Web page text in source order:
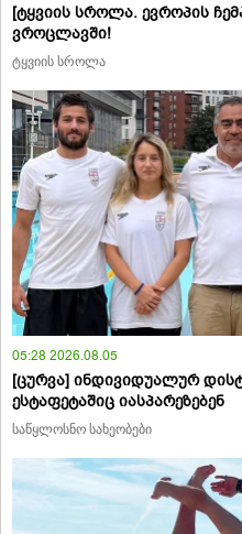
[ტყვიის სროლა. ევროპის
ვროცლავში!
ტყვიის სროლა
05:28 2026.08.05
[ცურვა] ინდივიდუალურ
ესტაფეტაშიც იასპარეზებენ
საწყლოსნო სახეობები